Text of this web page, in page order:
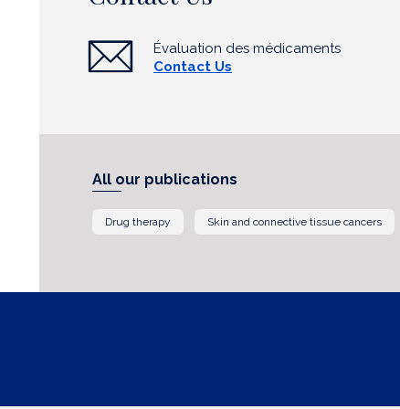
Évaluation des médicaments
Contact Us
All our publications
Drug therapy Skin and connective tissue cancers